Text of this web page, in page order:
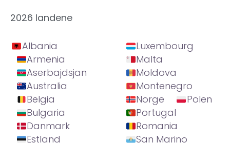
2026 landene
Albania
Armenia
Aserbajdsjan
Australia
Belgia
Bulgaria
Danmark
Estland
Luxembourg
Malta
Moldova
Montenegro
Norge
Polen
Portugal
Romania
San Marino